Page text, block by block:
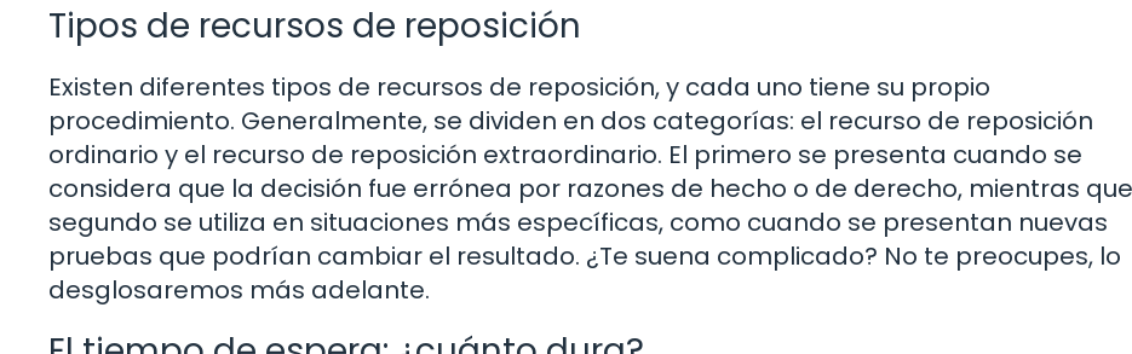
Tipos de recursos de reposición
Existen diferentes tipos de recursos de reposición, y cada uno tiene su propio
procedimiento. Generalmente, se dividen en dos categorías: el recurso de reposición
ordinario y el recurso de reposición extraordinario. El primero se presenta cuando se
considera que la decisión fue errónea por razones de hecho o de derecho, mientras
segundo se utiliza en situaciones más específicas, como cuando se presentan nuevas
pruebas que podrían cambiar el resultado. ¿Te suena complicado? No te preocupes, lo
desglosaremos más adelante.